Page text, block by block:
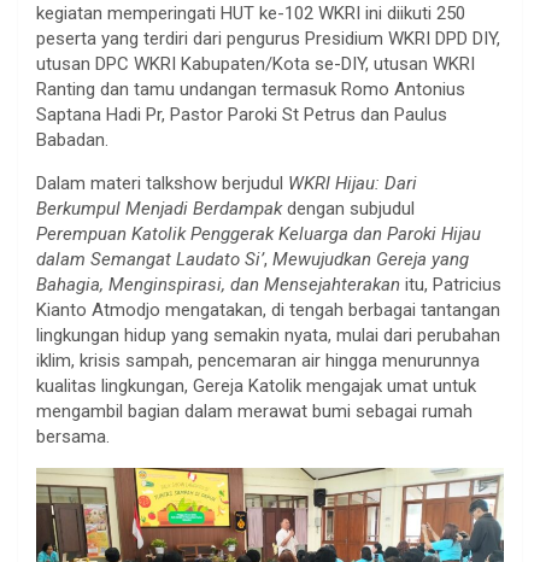
kegiatan memperingati HUT ke-102 WKRI ini diikuti 250
peserta yang terdiri dari pengurus Presidium WKRI DPD DIY,
utusan DPC WKRI Kabupaten/Kota se-DIY, utusan WKRI
Ranting dan tamu undangan termasuk Romo Antonius
Saptana Hadi Pr, Pastor Paroki St Petrus dan Paulus
Babadan.
Dalam materi talkshow berjudul WKRI Hijau: Dari
Berkumpul Menjadi Berdampakdengan subjudul
Perempuan Katolik Penggerak Keluarga dan Paroki Hijau
dalam Semangat Laudato Si’, Mewujudkan Gereja yang
Bahagia, Menginspirasi, dan Mensejahterakan itu, Patricius
Kianto Atmodjo mengatakan, di tengah berbagai tantangan
lingkungan hidup yang semakin nyata, mulai dari perubahan
iklim, krisis sampah, pencemaran air hingga menurunnya
kualitas lingkungan, Gereja Katolik mengajak umat untuk
mengambil bagian dalam merawat bumi sebagai rumah
bersama.